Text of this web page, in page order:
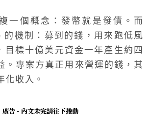
一個概念：發幣就是發債。而
機制：募到的錢，用來跑低風
目標十億美元資金一年產生約四
。專案方真正用來營運的錢，其
化收入。
廣告 - 內文未完請往下捲動